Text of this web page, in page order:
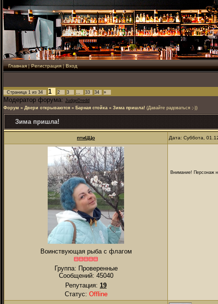
Главная|Регистрация|Вход
Страница 1 из 34 1 2 3 … 33 34 »
Модератор форума: JudgeDredd
Форум » Двери открываются » Барная стойка » Зима пришла! (Давайте радоваться ;-))
Зима пришла!
птиЦЦо Дата: Суббота,
Воинствующая рыба с флагом
Группа: Проверенные
Сообщений: 45040
Репутация: 19
Статус: Offline
Внимание! Персонаж